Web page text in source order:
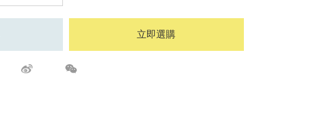
立即選購